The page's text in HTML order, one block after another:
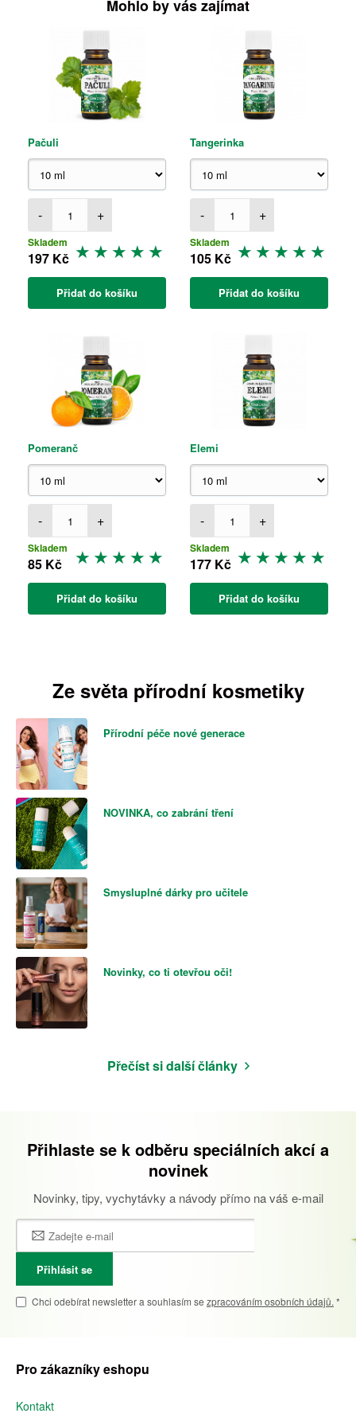
Mohlo by vás zajímat
Pačuli
- +
Skladem
197 Kč
Přidat do košíku
Tangerinka
- +
Skladem
105 Kč
Přidat do košíku
Pomeranč
- +
Skladem
85 Kč
Přidat do košíku
Elemi
- +
Skladem
177 Kč
Přidat do košíku
Ze světa přírodní kosmetiky
Přírodní péče nové generace
NOVINKA, co zabrání tření
Smysluplné dárky pro učitele
Novinky, co ti otevřou oči!
Přečíst si další články
Přihlaste se k odběru speciálních akcí a
novinek
Novinky, tipy, vychytávky a návody přímo na váš e-mail
Přihlásit se
Chci odebírat newsletter a souhlasím se zpracováním osobních údajů. *
Pro zákazníky eshopu
Kontakt